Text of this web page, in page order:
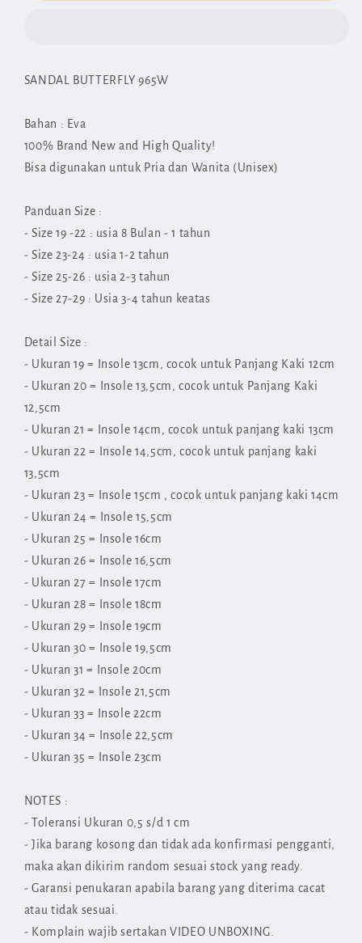
SANDAL BUTTERFLY 965W
Bahan : Eva
100% Brand New and High Quality!
Bisa digunakan untuk Pria dan Wanita (Unisex)
Panduan Size :
- Size 19 -22 : usia 8 Bulan - 1 tahun
- Size 23-24 : usia 1-2 tahun
- Size 25-26 : usia 2-3 tahun
- Size 27-29 : Usia 3-4 tahun keatas
Detail Size :
- Ukuran 19 = Insole 13cm, cocok untuk Panjang Kaki 12cm
- Ukuran 20 = Insole 13,5cm, cocok untuk Panjang Kaki
12,5cm
- Ukuran 21 = Insole 14cm, cocok untuk panjang kaki 13cm
- Ukuran 22 = Insole 14,5cm, cocok untuk panjang kaki
13,5cm
- Ukuran 23 = Insole 15cm , cocok untuk panjang kaki 14cm
- Ukuran 24 = Insole 15,5cm
- Ukuran 25 = Insole 16cm
- Ukuran 26 = Insole 16,5cm
- Ukuran 27 = Insole 17cm
- Ukuran 28 = Insole 18cm
- Ukuran 29 = Insole 19cm
- Ukuran 30 = Insole 19,5cm
- Ukuran 31 = Insole 20cm
- Ukuran 32 = Insole 21,5cm
- Ukuran 33 = Insole 22cm
- Ukuran 34 = I nsole 22,5cm
- Ukuran 35 = Insole 23cm
NOTES :
- Toleransi Ukuran 0,5 s/d 1 cm
- Jika barang kosong dan tidak ada konfirmasi pengganti,
maka akan dikirim random sesuai stock yang ready.
- Garansi penukaran apabila barang yang diterima cacat
atau tidak sesuai.
- Komplain wajib sertakan VIDEO UNBOXING.